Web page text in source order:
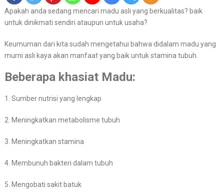
Apakah anda sedang mencari madu asli yang berkualitas? baik
untuk dinikmati sendiri ataupun untuk usaha?
Keumuman dari kita sudah mengetahui bahwa didalam madu yang
murni asli kaya akan manfaat yang baik untuk stamina tubuh.
Beberapa khasiat Madu:
1. Sumber nutrisi yang lengkap
2. Meningkatkan metabolisme tubuh
3. Meningkatkan stamina
4. Membunuh bakteri dalam tubuh
5. Mengobati sakit batuk